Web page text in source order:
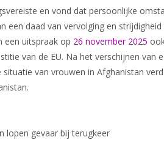
en vond dat persoonlijke
een daad van vervolging en
een uitspraak op 26 november 2025
van de EU. Na het verschijnen van
van vrouwen in Afghanistan
lopen gevaar bij terugkeer